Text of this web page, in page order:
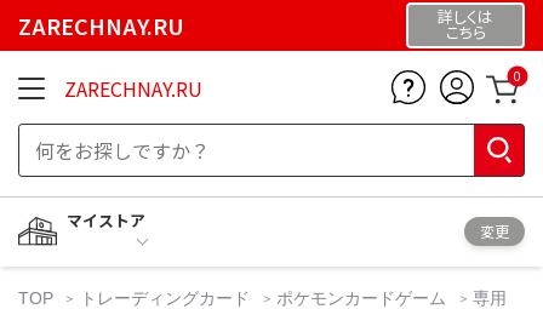
ZARECHNAY.RU 詳しくは
こちら
ZARECHNAY.RU 0
マイストア
変更
TOP トレーディングカード ポケモンカードゲーム
専用